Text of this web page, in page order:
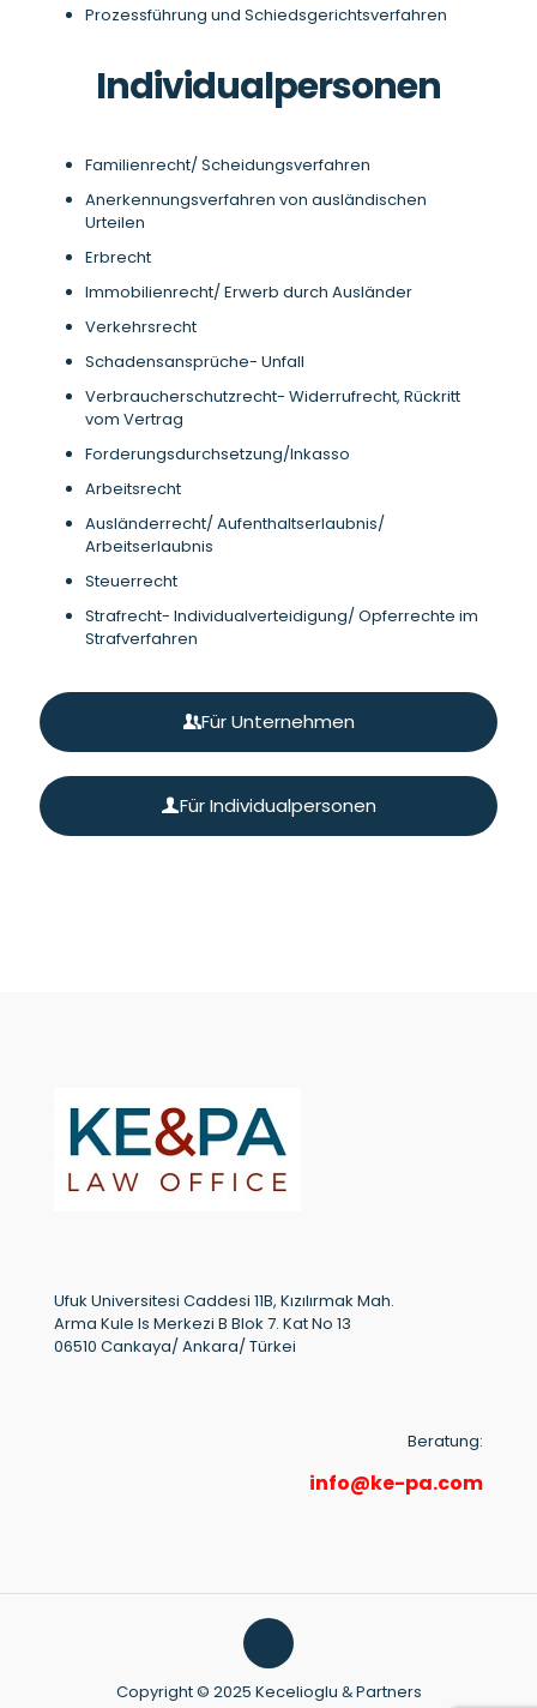
Prozessführung und Schiedsgerichtsverfahren
Individualpersonen
Familienrecht/ Scheidungsverfahren
Anerkennungsverfahren von ausländischen
Urteilen
Erbrecht
Immobilienrecht/ Erwerb durch Ausländer
Verkehrsrecht
Schadensansprüche- Unfall
Verbraucherschutzrecht- Widerrufrecht, Rückritt
vom Vertrag
Forderungsdurchsetzung/Inkasso
Arbeitsrecht
Ausländerrecht/ Aufenthaltserlaubnis/
Arbeitserlaubnis
Steuerrecht
Strafrecht- Individualverteidigung/ Opferrechte im
Strafverfahren
Für Unternehmen
Für Individualpersonen
Ufuk Universitesi Caddesi 11B, Kızılırmak Mah.
Arma Kule Is Merkezi B Blok 7. Kat No 13
06510 Cankaya/ Ankara/ Türkei
Beratung:
info@ke-pa.com
Copyright © 2025 Kecelioglu &Partners